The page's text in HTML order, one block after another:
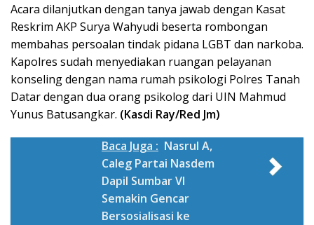
Acara dilanjutkan dengan tanya jawab dengan Kasat
Reskrim AKP Surya Wahyudi beserta rombongan
membahas persoalan tindak pidana LGBT dan narkoba.
Kapolres sudah menyediakan ruangan pelayanan
konseling dengan nama rumah psikologi Polres Tanah
Datar dengan dua orang psikolog dari UIN Mahmud
Yunus Batusangkar. (Kasdi Ray/Red Jm)
Baca Juga : Nasrul A,
Caleg Partai Nasdem
Dapil Sumbar VI
Semakin Gencar
Bersosialisasi ke